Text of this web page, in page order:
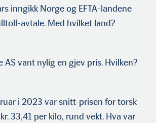
inngikk Norge og EFTA-landene
avtale. Med hvilket land?
AS vant nylig en gjev pris. Hvilken?
i 2023 var snitt-prisen for torsk
33,41 per kilo, rund vekt. Hva var